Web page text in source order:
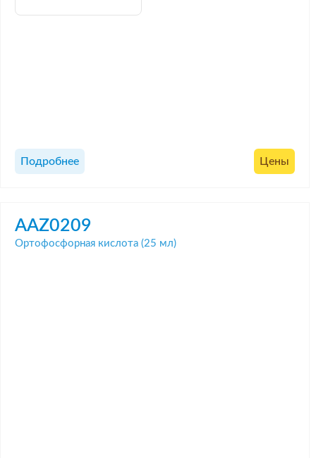
Подробнее Цены
AAZ0209
Ортофосфорная кислота (25 мл)